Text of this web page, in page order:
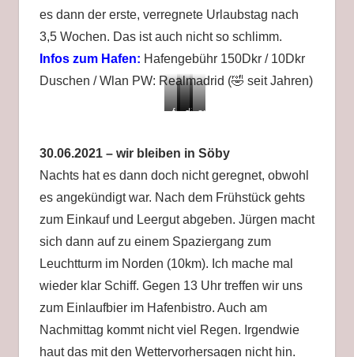
es dann der erste, verregnete Urlaubstag nach
3,5 Wochen. Das ist auch nicht so schlimm.
Infos zum Hafen: Hafengebühr 150Dkr / 10Dkr
Duschen / Wlan PW: Realmadrid (🤣 seit Jahren)
fest
Söby
da
Regen
die
verschwindet
am
alles
30.06.2021 – wir bleiben in Söby
Nachts hat es dann doch nicht geregnet, obwohl
es angekündigt war. Nach dem Frühstück gehts
zum Einkauf und Leergut abgeben. Jürgen macht
sich dann auf zu einem Spaziergang zum
Leuchtturm im Norden (10km). Ich mache mal
wieder klar Schiff. Gegen 13 Uhr treffen wir uns
zum Einlaufbier im Hafenbistro. Auch am
Nachmittag kommt nicht viel Regen. Irgendwie
haut das mit den Wettervorhersagen nicht hin.